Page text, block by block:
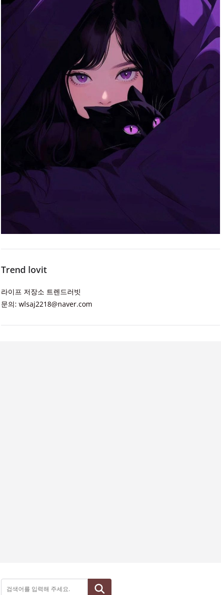
Trend lovit
라이프 저장소 트렌드러빗
문의: wlsaj2218@naver.com
검색